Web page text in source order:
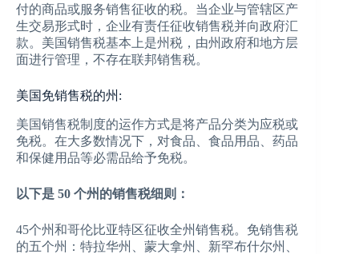
付的商品或服务销售征收的税。当企业与管辖区产
生交易形式时，企业有责任征收销售税并向政府汇
款。美国销售税基本上是州税，由州政府和地方层
面进行管理，不存在联邦销售税。
美国免销售税的州:
美国销售税制度的运作方式是将产品分类为应税或
免税。在大多数情况下，对食品、食品用品、药品
和保健用品等必需品给予免税。
以下是 50 个州的销售税细则：
45个州和哥伦比亚特区征收全州销售税。免销售税
的五个州：特拉华州、蒙大拿州、新罕布什尔州、